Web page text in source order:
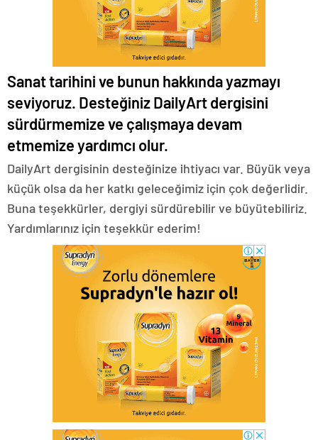
Sanat tarihini ve bunun hakkında yazmayı
seviyoruz. Desteğiniz DailyArt dergisini
sürdürmemize ve çalışmaya devam
etmemize yardımcı olur.
DailyArt dergisinin desteğinize ihtiyacı var. Büyük veya
küçük olsa da her katkı geleceğimiz için çok değerlidir.
Buna teşekkürler, dergiyi sürdürebilir ve büyütebiliriz.
Yardımlarınız için teşekkür ederim!